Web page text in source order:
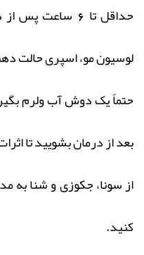
حداقل تا 6
لوسیون مو، اسپری حالت
حتماً یک دوش آب ولرم
بعد از درمان بشویید تا
از سونا، جکوزی و شنا به
کنید.